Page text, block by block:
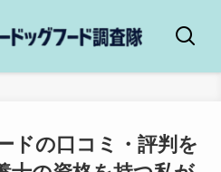
ドの口コミ・評判を